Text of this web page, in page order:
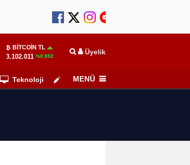
BITCOIN TL
3.102.011 %0.892 Üyelik
Teknoloji Köşe Yazarları
MENÜ